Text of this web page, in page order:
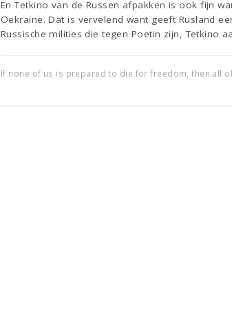
En Tetkino van de Russen afpakken is ook fijn
Oekraïne. Dat is vervelend want geeft Rusland
Russische milities die tegen Poetin zijn, Tetkino
If none of us is prepared to die for freedom, then all